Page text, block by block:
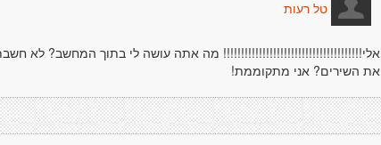
טל רעות
אלי!!!!!!!!!!!!!!!!!!!!!!!!!!!!!!!!!!!!!!! מה אתה עושה לי בתוך המחשב? לא
את השירים? אני מתקוממת!